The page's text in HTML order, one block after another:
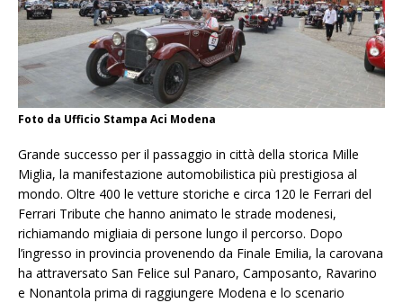
Foto da Ufficio Stampa Aci Modena
Grande successo per il passaggio in città della storica Mille
Miglia, la manifestazione automobilistica più prestigiosa al
mondo. Oltre 400 le vetture storiche e circa 120 le Ferrari del
Ferrari Tribute che hanno animato le strade modenesi,
richiamando migliaia di persone lungo il percorso. Dopo
l’ingresso in provincia provenendo da Finale Emilia, la carovana
ha attraversato San Felice sul Panaro, Camposanto, Ravarino
e Nonantola prima di raggiungere Modena e lo scenario